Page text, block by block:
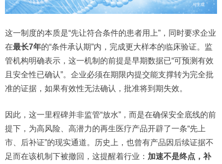
这一制度的本质是“先让符合条件的患者用上”，同时要求企业
在最长7年的“条件承认期”内，完成更大样本的临床验证。监
管机构明确表示，这一机制的前提是早期数据已“可预测有效
且安全性已确认”。企业必须在期限内提交能支撑转为完全批
准的证据，如果有效性无法确认，批准将到期失效。
因此，这一里程碑并非监管“放水”，而是在确保安全底线的前
提下，为高风险、高潜力的再生医疗产品开辟了一条“先上
市、后补证”的现实通道。历史上，也曾有产品因后续证据不
足而在该机制下被撤回，这提醒着行业： 加速不是终点，补